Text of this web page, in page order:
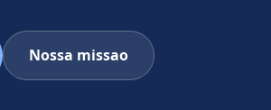
Nossa missao